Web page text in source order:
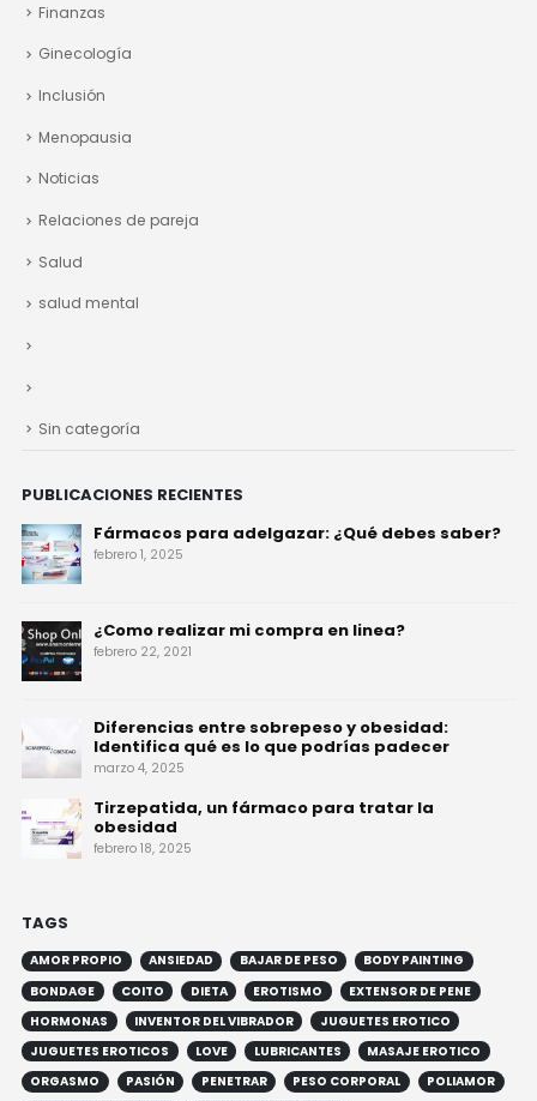
Finanzas
Ginecología
Inclusión
Menopausia
Noticias
Relaciones de pareja
Salud
salud mental
Sin categoría
PUBLICACIONES RECIENTES
Fármacos para adelgazar: ¿Qué debes saber?
febrero 1, 2025
¿Como realizar mi compra en linea?
febrero 22, 2021
Diferencias entre sobrepeso y obesidad:
Identifica qué es lo que podrías padecer
marzo 4, 2025
Tirzepatida, un fármaco para tratar la
obesidad
febrero 18, 2025
TAGS
AMOR PROPIO ANSIEDAD BAJAR DE PESO
BODY PAINTING
BONDAGE
COITO DIETA EROTISMO
EXTENSOR DE PENE
HORMONAS
INVENTOR DEL VIBRADOR
JUGUETES EROTICO
JUGUETES EROTICOS
LOVE LUBRICANTES
MASAJE EROTICO
ORGASMO
PASIÓN PENETRAR PESO CORPORAL
POLIAMOR